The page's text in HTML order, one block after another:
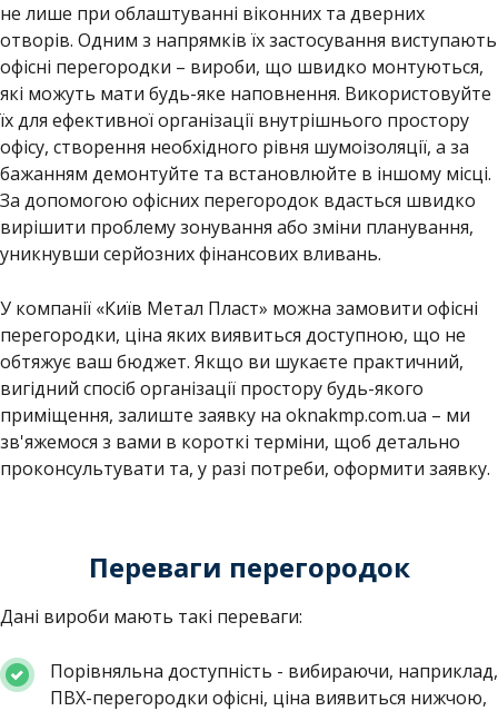
не лише при облаштуванні віконних та дверних
отворів. Одним з напрямків їх застосування виступають
офісні перегородки – вироби, що швидко монтуються,
які можуть мати будь-яке наповнення. Використовуйте
їх для ефективної організації внутрішнього простору
офісу, створення необхідного рівня шумоізоляції, а за
бажанням демонтуйте та встановлюйте в іншому місці.
За допомогою офісних перегородок вдасться швидко
вирішити проблему зонування або зміни планування,
уникнувши серйозних фінансових вливань.
У компанії «Київ Метал Пласт» можна замовити офісні
перегородки, ціна яких виявиться доступною, що не
обтяжує ваш бюджет. Якщо ви шукаєте практичний,
вигідний спосіб організації простору будь-якого
приміщення, залиште заявку на oknakmp.com.ua – ми
зв'яжемося з вами в короткі терміни, щоб детально
проконсультувати та, у разі потреби, оформити заявку.
Переваги перегородок
Дані вироби мають такі переваги:
Порівняльна доступність - вибираючи, наприклад,
ПВХ-перегородки офісні, ціна виявиться нижчою,